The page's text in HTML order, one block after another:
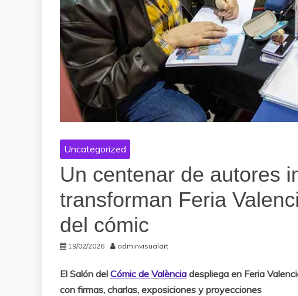
Uncategorized
Un centenar de autores
transforman Feria
del cómic
19/02/2026 adminvisualart
El Salón del Cómic de València despliega en Feria
con firmas, charlas, exposiciones y proyecciones